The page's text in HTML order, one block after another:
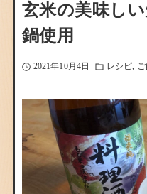
玄米の美味
鍋使用
2021年10月4日 レシピ